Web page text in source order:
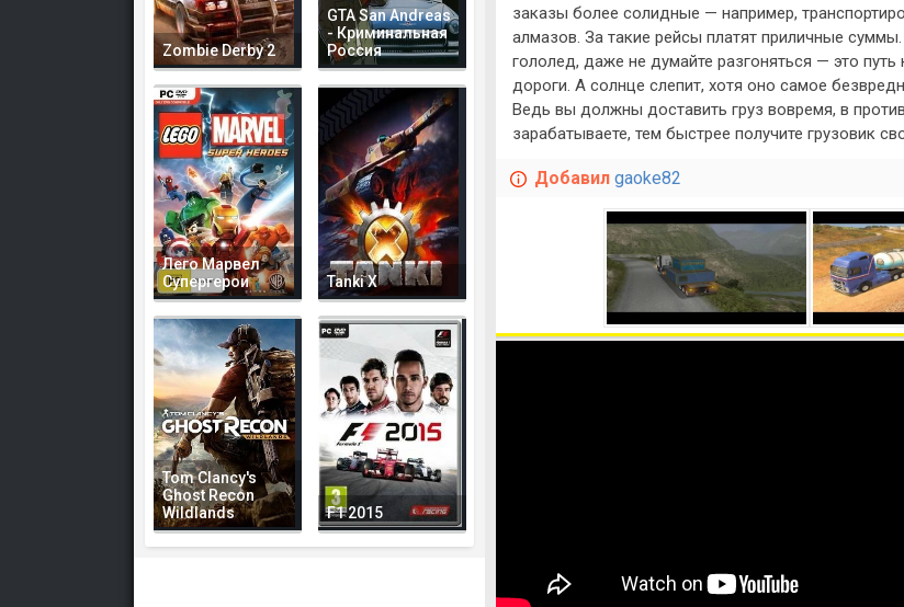
заказы более солидные — например,
алмазов. За такие рейсы платят приличные
гололед, даже не думайте разгоняться — это
дороги. А солнце слепит, хотя оно самое
Ведь вы должны доставить груз вовремя, в
зарабатываете, тем быстрее получите грузовик
Добавил gaoke82
Zombie Derby 2
GTA San Andreas
- Криминальная
Россия
Лего Марвел
Супергерои
Tanki X
Tom Clancy's
Ghost Recon
Wildlands
F1 2015